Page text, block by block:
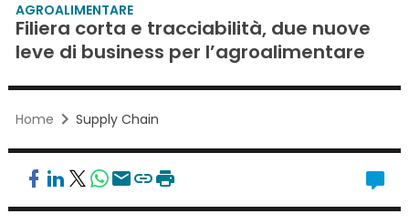
AGROALIMENTARE
Filiera corta e tracciabilità, due nuove
leve di business per l’agroalimentare
Home Supply Chain